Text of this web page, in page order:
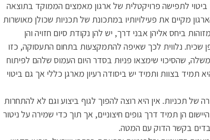
לתפישה פרויקטלית של ארגון מאמצים הממוקד בתוצאה
מקיים את פעילויותיו במתכונת של תכניות שכולן מאושרות
ביחס אליהן אבני דרך, יש להן נקודת סיום חזויה והן
שכיח. נלווית לכך שאיפה להתמקצעות בתחום התעסוקה, כזו
שהסיכוי שימצאו פניוּת בסדר היום העמוס שלהם לפיתוח
תמיד בצוות ותמיד יש ביסודה רעיון מארגן כללי אך גם ביטוי
תכניות. אין היא רוצה להפוך לגוף ביצוע וגם לא להתחרות
הן תמיד דרך גופים חיצוניים, אך תוך כדי שמירה על ניטור
בקשר הדוק עם המטה.